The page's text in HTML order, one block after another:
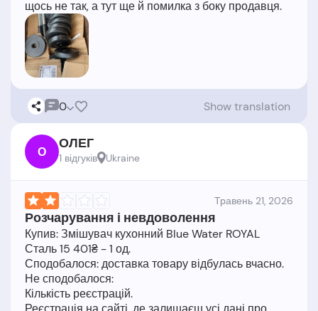
0 Show translation
О ОЛЕГ
1 відгукiв Ukraine
Травень 21, 2026
Розчарування і невдоволення
Купив: Змішувач кухонний Blue Water ROYAL
Сталь 15 401₴ - 1 од.
Сподобалося: доставка товару відбулась вчасно.
Не сподобалося:
Кількість реєстрацій.